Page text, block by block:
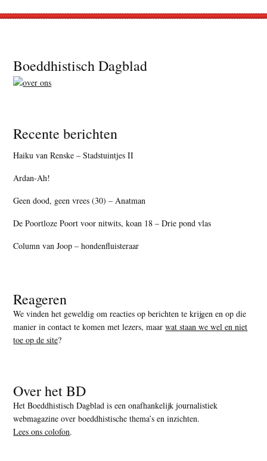
Footer
Boeddhistisch Dagblad
Recente berichten
Haiku van Renske – Stadstuintjes II
Ardan-Ah!
Geen dood, geen vrees (30) – Anatman
De Poortloze Poort voor nitwits, koan 18 – Drie pond vlas
Column van Joop – hondenfluisteraar
Reageren
We vinden het geweldig om reacties op berichten te krijgen en op die
manier in contact te komen met lezers, maarwat staan we wel en niet
toe op de site?
Over het BD
Het Boeddhistisch Dagblad is een onafhankelijk journalistiek
webmagazine over boeddhistische thema’s en inzichten.
Lees ons colofon.